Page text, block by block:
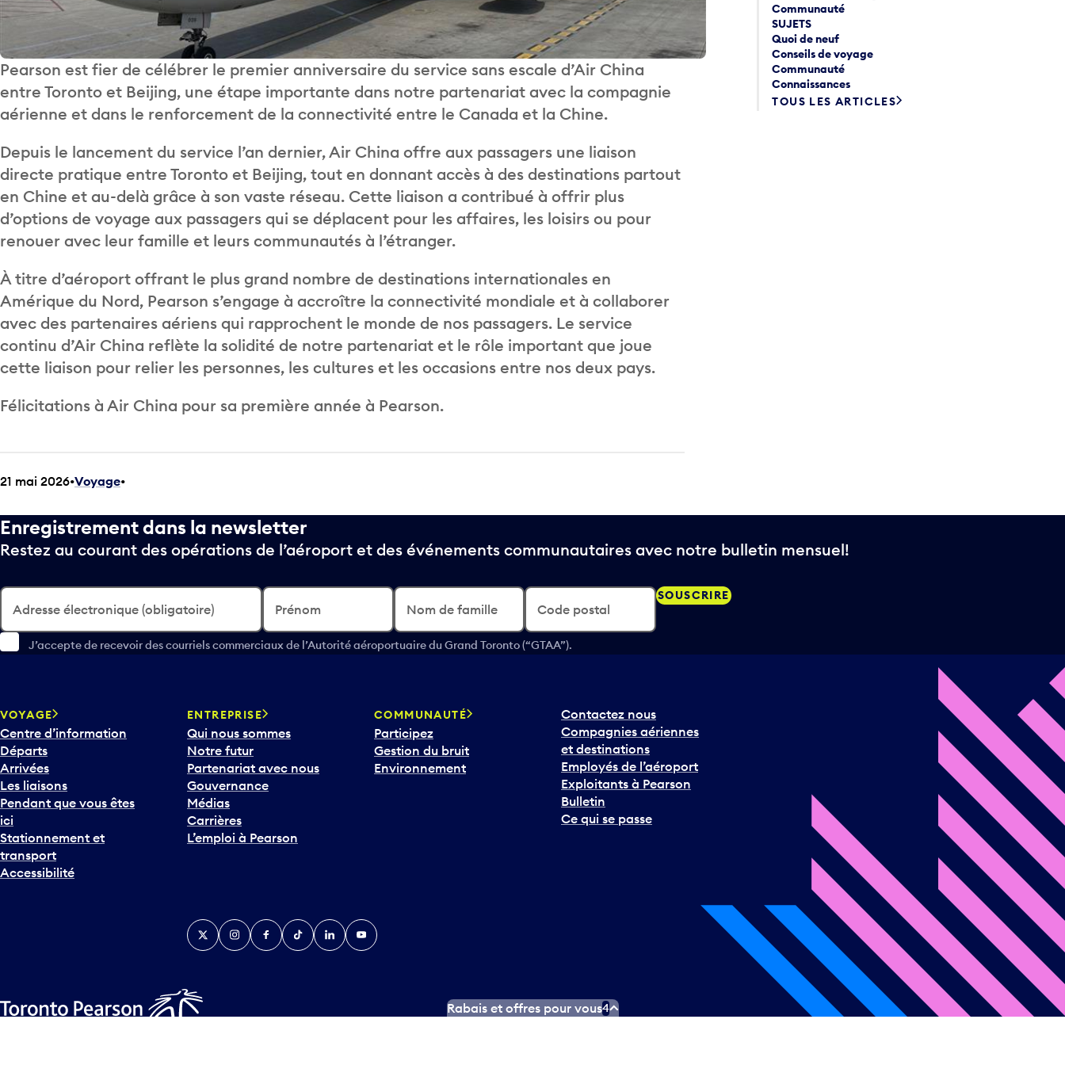
Pearson est fier de célébrer le premier anniversaire du service sans escale d’Air China
entre Toronto et Beijing, une étape importante dans notre partenariat avec la compagnie
aérienne et dans le renforcement de la connectivité entre le Canada et la Chine.
Depuis le lancement du service l’an dernier, Air China offre aux passagers une liaison
directe pratique entre Toronto et Beijing, tout en donnant accès à des destinations partout
en Chine et au-delà grâce à son vaste réseau. Cette liaison a contribué à offrir plus
d’options de voyage aux passagers qui se déplacent pour les affaires, les loisirs ou pour
renouer avec leur famille et leurs communautés à l’étranger.
À titre d’aéroport offrant le plus grand nombre de destinations internationales en
Amérique du Nord, Pearson s’engage à accroître la connectivité mondiale et à collaborer
avec des partenaires aériens qui rapprochent le monde de nos passagers. Le service
continu d’Air China reflète la solidité de notre partenariat et le rôle important que joue
cette liaison pour relier les personnes, les cultures et les occasions entre nos deux pays.
Félicitations à Air China pour sa première année à Pearson.
21 mai 2026 Voyage•
Communauté
SUJETS
Quoi de neuf
Conseils de voyage
Communauté
Connaissances
TOUS LES ARTICLES
Enregistrement dans la newsletter
Restez au courant des opérations de l’aéroport et des événements communautaires avec notre bulletin mensuel!
Adresse électronique (obligatoire) Prénom Nom de famille Code postal
J’accepte de recevoir des courriels commerciaux de l’Autorité aéroportuaire du Grand Toronto (“GTAA”).
SOUSCRIRE
VOYAGE
Centre d’information
Départs
Arrivées
Les liaisons
Pendant que vous êtes
ici
Stationnement et
transport
Accessibilité
ENTREPRISE
Qui nous sommes
Notre futur
Partenariat avec nous
Gouvernance
Médias
Carrières
L’emploi à Pearson
COMMUNAUTÉ
Participez
Gestion du bruit
Environnement
Contactez nous
Compagnies aériennes
et destinations
Employés de l’aéroport
Exploitants à Pearson
Bulletin
Ce qui se passe
TwitterInstagramFacebook
TikTokLinkedInYouTube
Rabais et offres pour vous4